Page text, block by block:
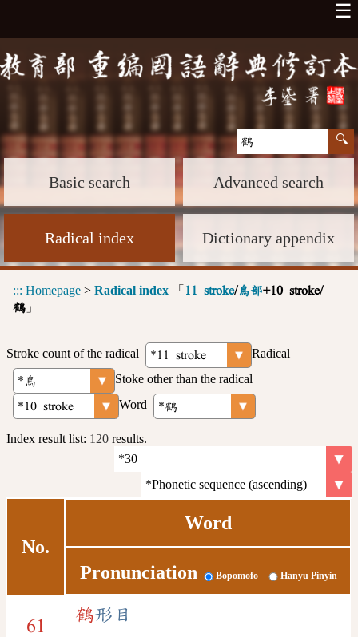
☰
Basic search Advanced search
Radical index Dictionary appendix
::: Homepage > Radical index 「 11 stroke/鳥部+10 stroke/
鶴 」
Stroke count of the radical
Radical
Stoke other than the radical
Word
Index result list: 120 results.
No.
Word
Pronunciation Bopomofo Hanyu Pinyin
61
鶴形目